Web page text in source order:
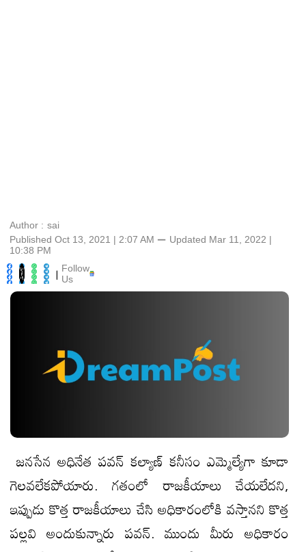
Author : sai
Published Oct 13, 2021 | 2:07 AM ⚊ Updated Mar 11, 2022 |
10:38 PM
| Follow
Us
జ‌న‌సేన అధినేత ప‌వ‌న్ క‌ల్యాణ్ క‌నీసం ఎమ్మెల్యేగా కూడా
గెల‌వ‌లేక‌పోయారు. గ‌తంలో రాజ‌కీయాలు చేయ‌లేద‌ని,
ఇప్పుడు కొత్త రాజ‌కీయాలు చేసి అధికారంలోకి వ‌స్తాన‌ని కొత్త
ప‌ల్ల‌వి అందుకున్నారు ప‌వ‌న్. ముందు మీరు అధికారం